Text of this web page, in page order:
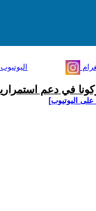
اليوتيوب
في دعم
اليوتيوب]